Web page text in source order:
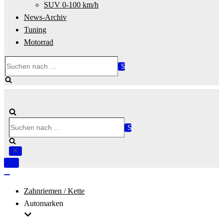
SUV 0-100 km/h
News-Archiv
Tuning
Motorrad
nach …
nach …
Navigation
Zahnriemen / Kette
Automarken